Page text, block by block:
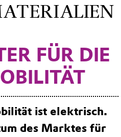
FÜR DIE
ist elektrisch.
des Marktes für